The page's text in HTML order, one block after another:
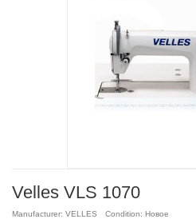
Velles VLS 1070
Manufacturer: VELLES Condition: Новое